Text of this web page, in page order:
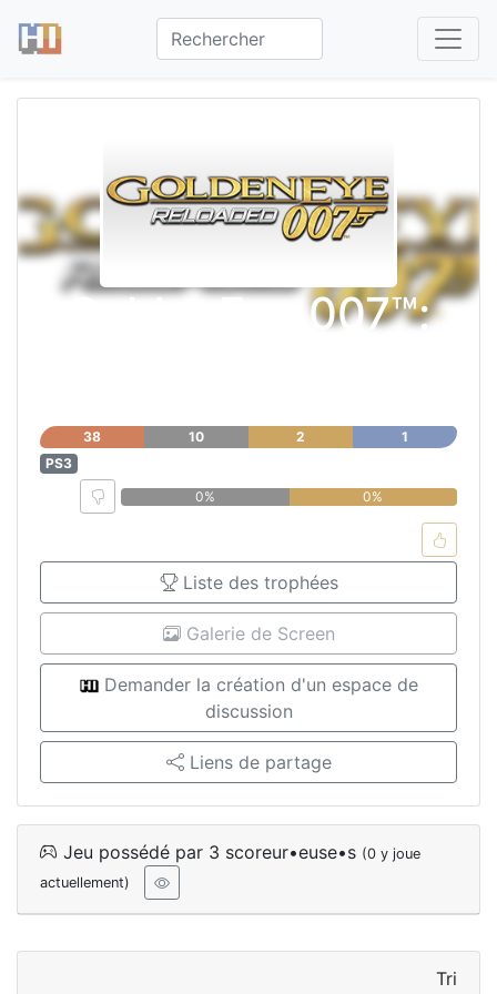
GoldenEye 007™:
38 10 2
1
PS3
0%
0%
Liste des trophées
Galerie de Screen
Demander la création d'un espace de
discussion
Liens de partage
Jeu possédé par 3 scoreur•euse•s (0 y joue
actuellement)
Tri